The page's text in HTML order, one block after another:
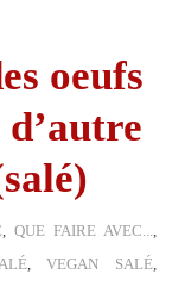
oeufs
, QUE FAIRE AVEC...
,VEGAN SALÉ,